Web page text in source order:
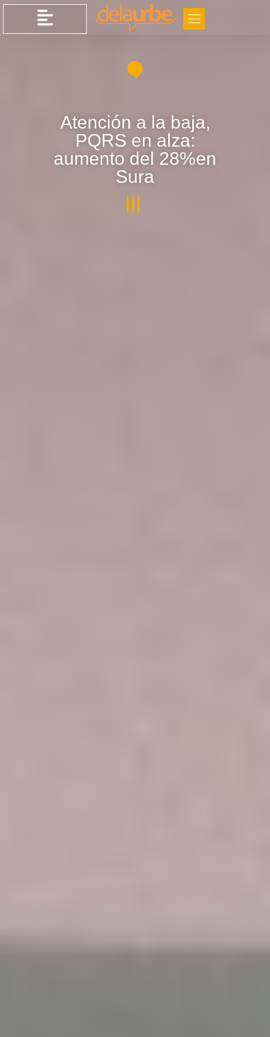
Atención a la baja,
PQRS en alza:
aumento del 28%en
Sura